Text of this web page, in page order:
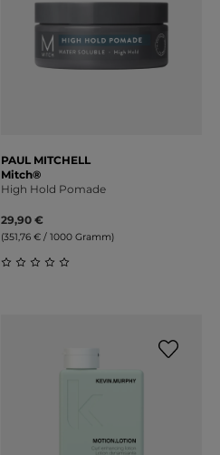
PAUL MITCHELL
Mitch®
High Hold Pomade
29,90 €
(351,76 € / 1000 Gramm)